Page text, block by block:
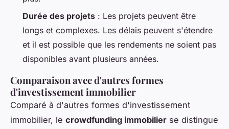
Durée des projets : Les projets peuvent être
longs et complexes. Les délais peuvent s'étendre
et il est possible que les rendements ne soient pas
disponibles avant plusieurs années.
Comparaison avec d'autres formes
d'investissement immobilier
Comparé à d'autres formes d'investissement
immobilier, le crowdfunding immobilier se distingue